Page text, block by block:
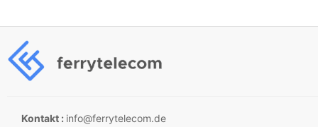
Kontakt : info@ferrytelecom.de